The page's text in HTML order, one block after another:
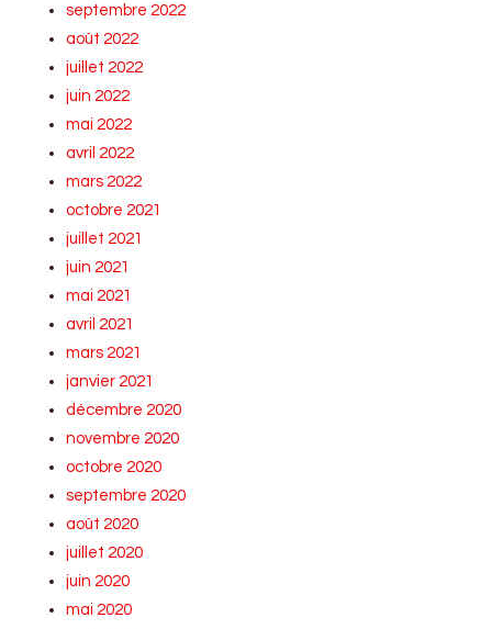
septembre 2022
août 2022
juillet 2022
juin 2022
mai 2022
avril 2022
mars 2022
octobre 2021
juillet 2021
juin 2021
mai 2021
avril 2021
mars 2021
janvier 2021
décembre 2020
novembre 2020
octobre 2020
septembre 2020
août 2020
juillet 2020
juin 2020
mai 2020